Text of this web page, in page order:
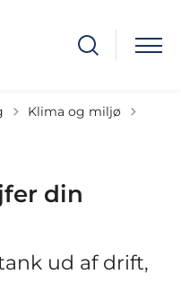
Tilbage til
Klima og miljø
din
ud af drift,